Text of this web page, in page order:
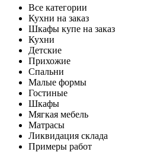
Все категории
Кухни на заказ
Шкафы купе на заказ
Кухни
Детские
Прихожие
Спальни
Малые формы
Гостиные
Шкафы
Мягкая мебель
Матрасы
Ликвидация склада
Примеры работ